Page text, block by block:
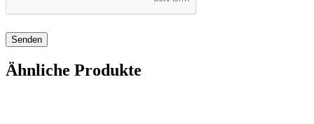
Ähnliche Produkte